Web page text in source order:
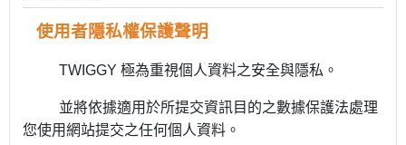
使用者隱私權保護聲明
TWIGGY 極為重視個人資料之安全與隱私。
並將依據適用於所提交資訊目的之數據保護法處理
您使用網站提交之任何個人資料。